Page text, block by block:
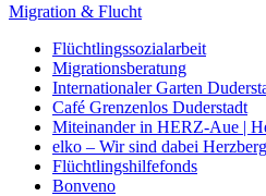
Migration & Flucht
Flüchtlingssozialarbeit
Migrationsberatung
Internationaler Garten
Café Grenzenlos Duderstadt
Miteinander in HERZ-Aue |
elko – Wir sind dabei Herzberg
Flüchtlingshilfefonds
Bonveno